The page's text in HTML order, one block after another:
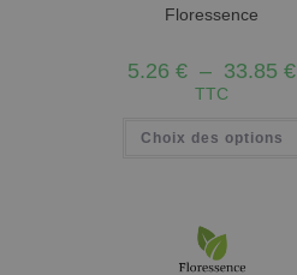
Floressence
5.26€ – 33.85€
TTC
Choix des options